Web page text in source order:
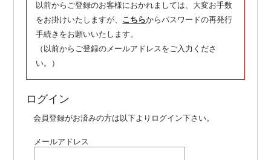
以前からご登録のお客様におかれましては、大変お手数
をお掛けいたしますが、 こちらからパスワードの再発行
手続きをお願いいたします。
（以前からご登録のメールアドレスをご入力くださ
い。）
ログイン
会員登録がお済みの方は以下よりログイン下さい。
メールアドレス